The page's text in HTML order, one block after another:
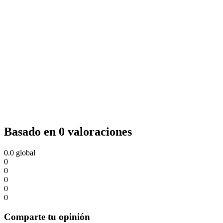
Basado en 0 valoraciones
0.0 global
0
0
0
0
0
Comparte tu opinión